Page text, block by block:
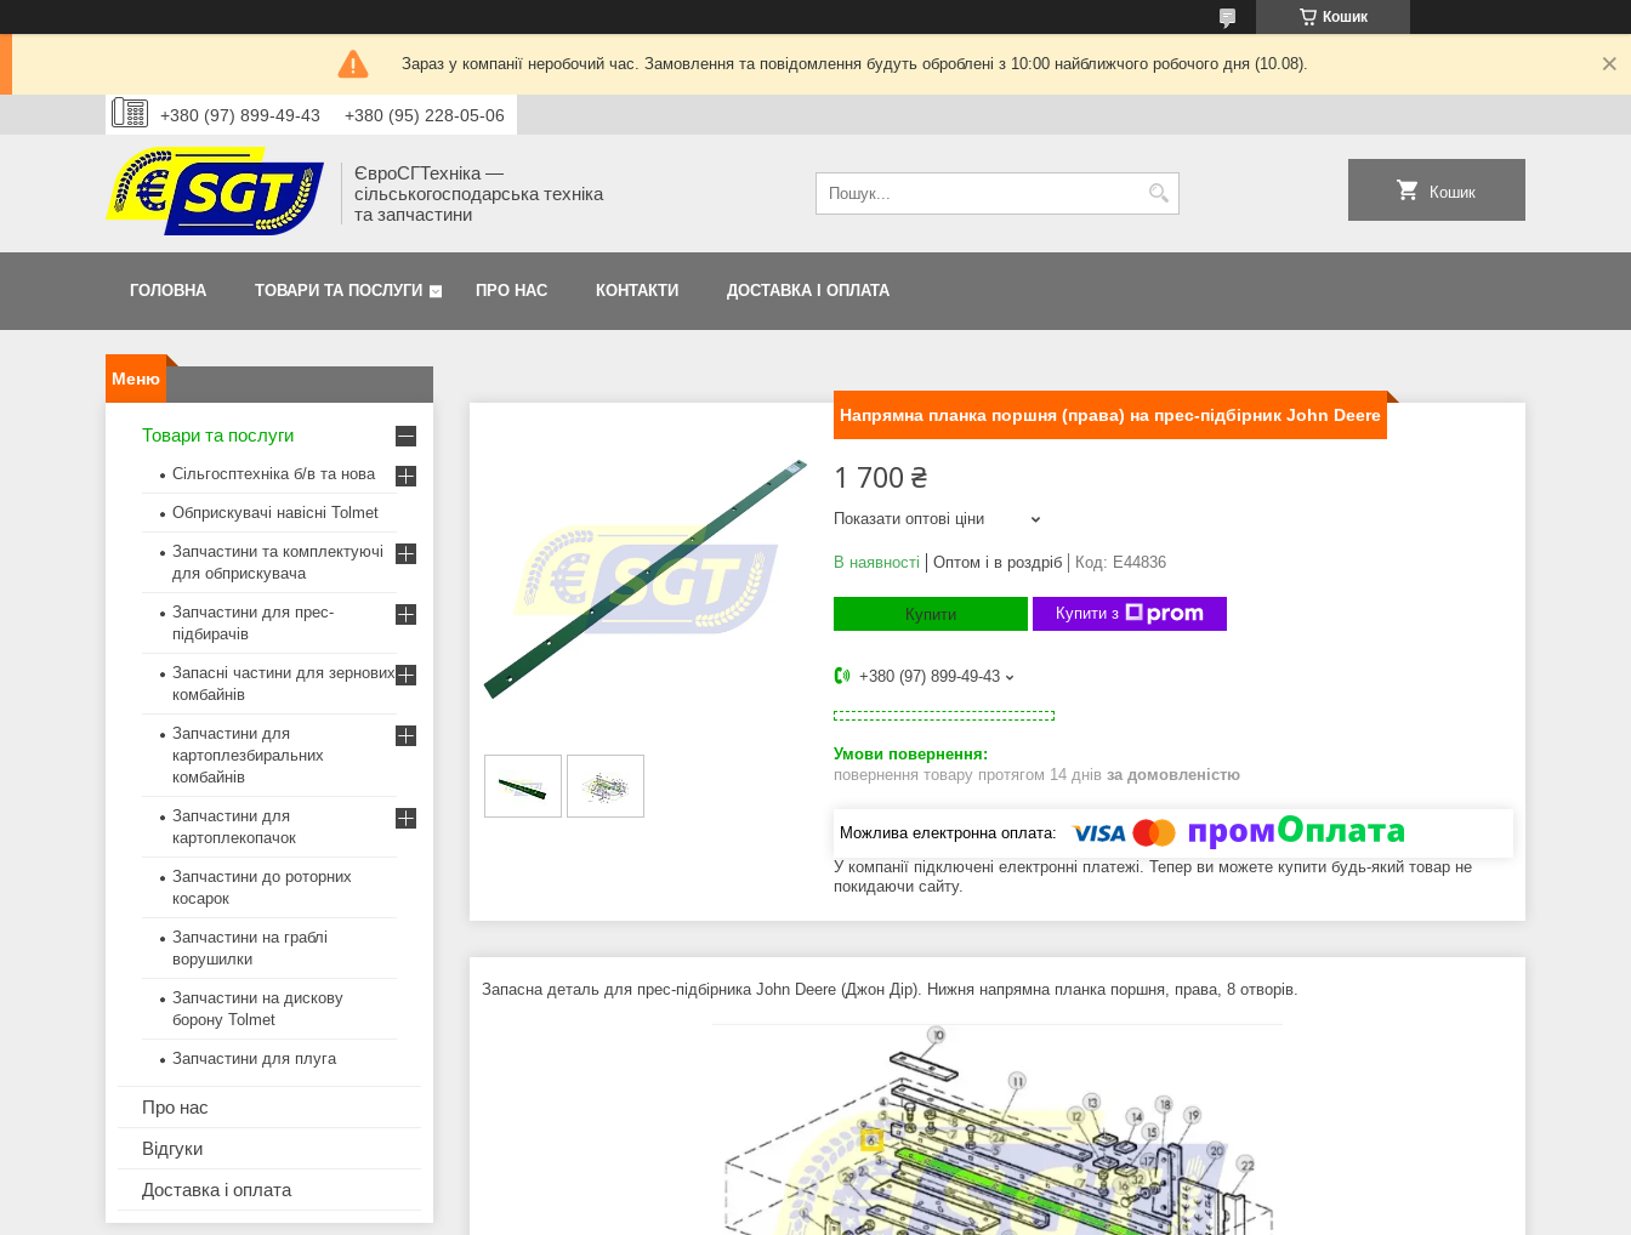
Кошик
Зараз у компанії неробочий час. Замовлення та повідомлення будуть оброблені з 10:00 найближчого робочого дня (10.08).
+380 (97) 899-49-43 +380 (95) 228-05-06
ЄвроСГТехніка —
сільськогосподарська техніка
та запчастини
Кошик
ГОЛОВНА ТОВАРИ ТА ПОСЛУГИ ПРО НАС КОНТАКТИ ДОСТАВКА І ОПЛАТА
Напрямна планка поршня (права) на прес-підбірник John Deere
1 700 ₴
Показати оптові ціни
В наявності Оптом і в роздріб Код: E44836
Купити Купити з
+380 (97) 899-49-43
повернення товару протягом 14 днів за домовленістю
У компанії підключені електронні платежі. Тепер ви можете купити будь-який товар не
покидаючи сайту.
Запасна деталь для прес-підбірника John Deere (Джон Дір). Нижня напрямна планка поршня, права, 8 отворів.
Товари та послуги
Сільгосптехніка б/в та нова
Обприскувачі навісні Tolmet
Запчастини та комплектуючі
для обприскувача
Запчастини для прес-
підбирачів
Запасні частини для зернових
комбайнів
Запчастини для
картоплезбиральних
комбайнів
Запчастини для
картоплекопачок
Запчастини до роторних
косарок
Запчастини на граблі
ворушилки
Запчастини на дискову
борону Tolmet
Запчастини для плуга
Про нас
Відгуки
Доставка і оплата